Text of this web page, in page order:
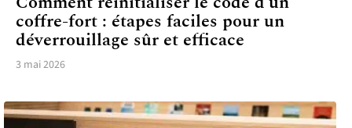
coffre-fort : étapes faciles pour un
déverrouillage sûr et efficace
3 mai 2026